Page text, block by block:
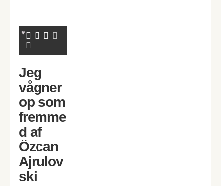
Jeg
vågner
op som
fremme
d af
Özcan
Ajrulov
ski